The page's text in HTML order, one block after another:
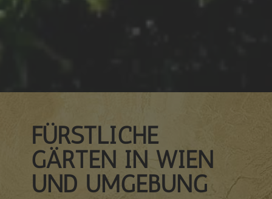
FÜRSTLICHE
GÄRTEN IN WIEN
UND UMGEBUNG